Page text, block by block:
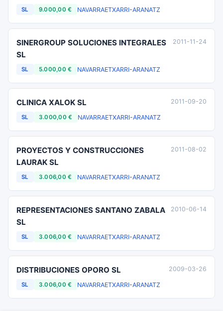
SL 9.000,00 € NAVARRAETXARRI-ARANATZ
SINERGROUP SOLUCIONES INTEGRALES
SL
SL 5.000,00 € NAVARRAETXARRI-ARANATZ
2011-11-24
CLINICA XALOK SL
SL 3.000,00 € NAVARRAETXARRI-ARANATZ
2011-09-20
PROYECTOS Y CONSTRUCCIONES
LAURAK SL
SL 3.006,00 € NAVARRAETXARRI-ARANATZ
2011-08-02
REPRESENTACIONES SANTANO ZABALA
SL
SL 3.006,00 € NAVARRAETXARRI-ARANATZ
2010-06-14
DISTRIBUCIONES OPORO SL
SL 3.006,00 € NAVARRAETXARRI-ARANATZ
2009-03-26